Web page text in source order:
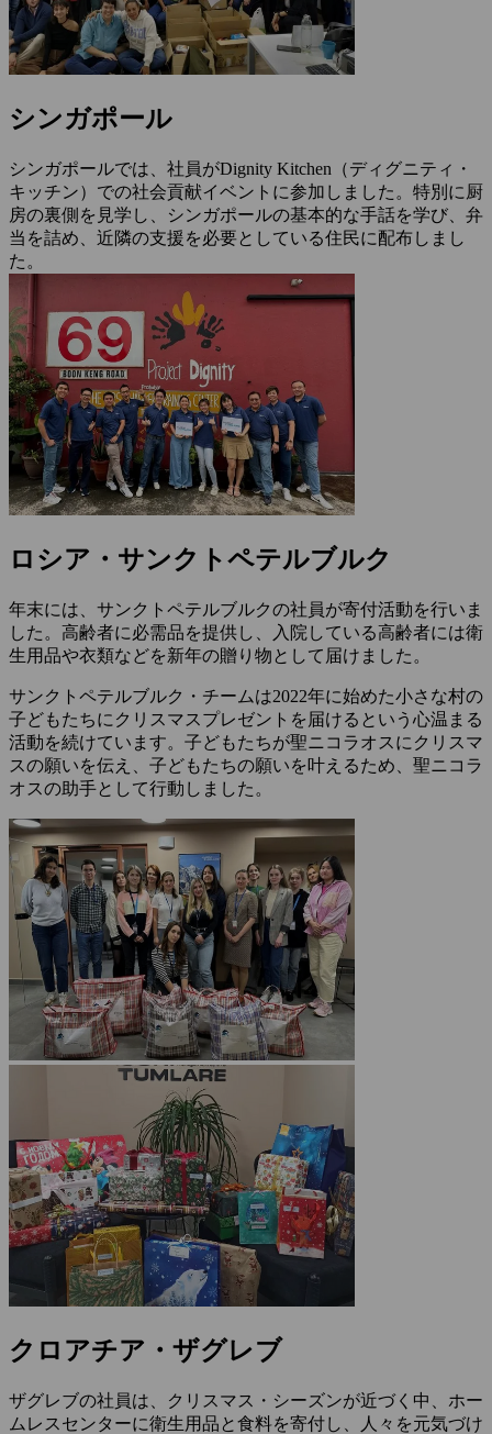
シンガポール
シンガポールでは、社員がDignity Kitchen（ディグニティ・
キッチン）での社会貢献イベントに参加しました。特別に厨
房の裏側を見学し、シンガポールの基本的な手話を学び、弁
当を詰め、近隣の支援を必要としている住民に配布しまし
た。
ロシア・サンクトペテルブルク
年末には、サンクトペテルブルクの社員が寄付活動を行いま
した。高齢者に必需品を提供し、入院している高齢者には衛
生用品や衣類などを新年の贈り物として届けました。
サンクトペテルブルク・チームは2022年に始めた小さな村の
子どもたちにクリスマスプレゼントを届けるという心温まる
活動を続けています。子どもたちが聖ニコラオスにクリスマ
スの願いを伝え、子どもたちの願いを叶えるため、聖ニコラ
オスの助手として行動しました。
クロアチア・ザグレブ
ザグレブの社員は、クリスマス・シーズンが近づく中、ホー
ムレスセンターに衛生用品と食料を寄付し、人々を元気づけ